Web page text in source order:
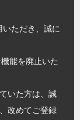
ただき、誠に
能を廃止いた
いた方は、誠
改めてご登録